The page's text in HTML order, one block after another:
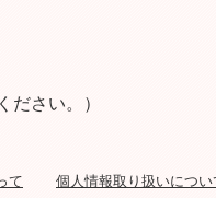
ださい。）
て 個人情報取り扱いについ